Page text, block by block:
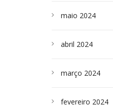
maio 2024
abril 2024
março 2024
fevereiro 2024